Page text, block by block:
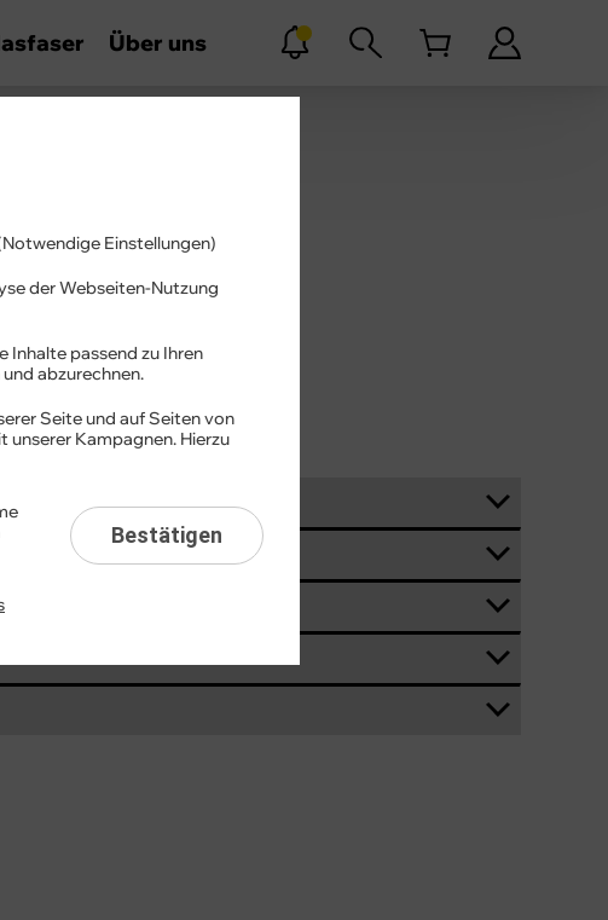
Über uns
Suchen
Einstellungen)
der Webseiten-Nutzung
Inhalte passend zu Ihren
abzurechnen.
Seite und auf Seiten von
Kampagnen. Hierzu
Bestätigen